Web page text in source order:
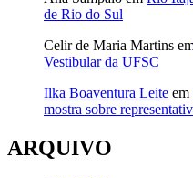
de Rio do Sul
Celir de Maria Martins
Vestibular da UFSC
Ilka Boaventura Leite em
mostra sobre
ARQUIVO